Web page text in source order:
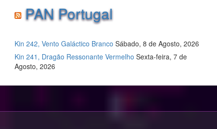
PAN Portugal
Kin 242, Vento Galáctico Branco Sábado, 8 de Agosto, 2026
Kin 241, Dragão Ressonante Vermelho Sexta-feira, 7 de
Agosto, 2026